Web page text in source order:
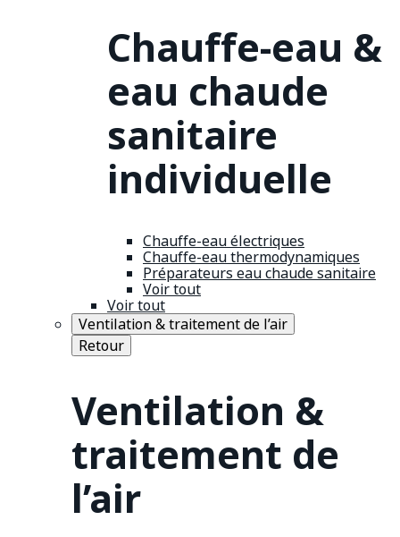
Chauffe-eau &
eau chaude
sanitaire
individuelle
Chauffe-eau électriques
Chauffe-eau thermodynamiques
Préparateurs eau chaude sanitaire
Voir tout
Voir tout
Ventilation & traitement de l’air
Retour
Ventilation &
traitement de
l’air